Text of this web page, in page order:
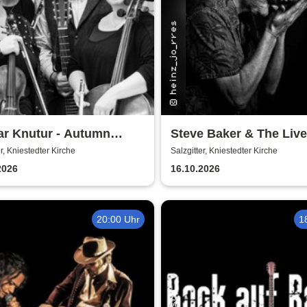
Knutur - Autumn
Trio Tour
Kniestedter Kirche
Steve Baker & The
Salzgitter, Kniestedter Kirche
16.10.2026
20:00 Uhr